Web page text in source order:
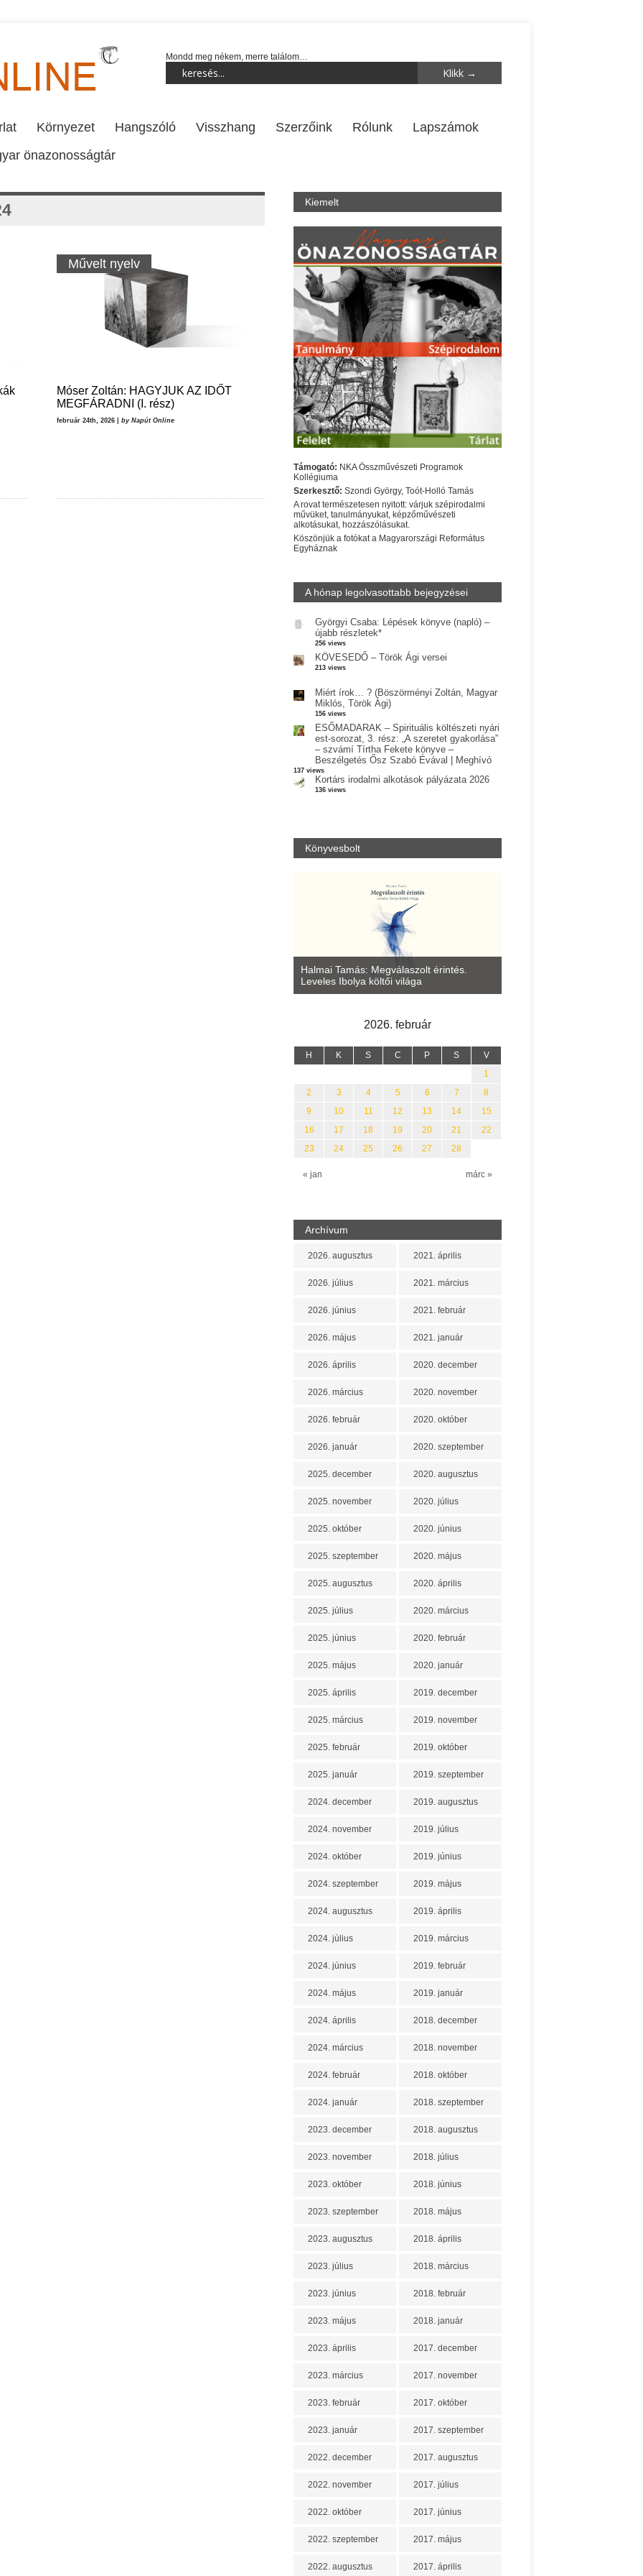
Mondd meg nékem, merre találom…
Környezet Hangszóló Visszhang Szerzőink Rólunk
Lapszámok
önazonosságtár
Művelt nyelv
Móser Zoltán: HAGYJUK AZ IDŐT
MEGFÁRADNI (I. rész)
február 24th, 2026 | by Napút Online
Kiemelt
Támogató: NKA Összművészeti Programok
Kollégiuma
Szerkesztő: Szondi György, Toót-Holló Tamás
A rovat természetesen nyitott: várjuk szépirodalmi
művüket, tanulmányukat, képzőművészeti
alkotásukat, hozzászólásukat.
Köszönjük a fotókat a Magyarországi Református
Egyháznak
A hónap legolvasottabb bejegyzései
Györgyi Csaba: Lépések könyve (napló) –
újabb részletek*
256 views
KÖVESEDŐ – Török Ági versei
213 views
Miért írok… ? (Böszörményi Zoltán, Magyar
Miklós, Török Ági)
156 views
ESŐMADARAK – Spirituális költészeti nyári
est-sorozat, 3. rész: „A szeretet gyakorlása”
– szvámí Tírtha Fekete könyve –
Beszélgetés Ősz Szabó Évával | Meghívó
137 views
Kortárs irodalmi alkotások pályázata 2026
136 views
Könyvesbolt
Halmai Tamás: Megválaszolt érintés.
Leveles Ibolya költői világa
2026. február
H K S C P S V
« jan márc »
1
2
3 4 5 6 7
8
9
10 11 12 13 14
15
16
17 18 19 20 21
22
23
24 25 26 27 28
Archívum
2026. augusztus
2026. július
2026. június
2026. május
2026. április
2026. március
2026. február
2026. január
2025. december
2025. november
2025. október
2025. szeptember
2025. augusztus
2025. július
2025. június
2025. május
2025. április
2025. március
2025. február
2025. január
2024. december
2024. november
2024. október
2024. szeptember
2024. augusztus
2024. július
2024. június
2024. május
2024. április
2024. március
2024. február
2024. január
2023. december
2023. november
2023. október
2023. szeptember
2023. augusztus
2023. július
2023. június
2023. május
2023. április
2023. március
2023. február
2023. január
2022. december
2022. november
2022. október
2022. szeptember
2022. augusztus
2021. április
2021. március
2021. február
2021. január
2020. december
2020. november
2020. október
2020. szeptember
2020. augusztus
2020. július
2020. június
2020. május
2020. április
2020. március
2020. február
2020. január
2019. december
2019. november
2019. október
2019. szeptember
2019. augusztus
2019. július
2019. június
2019. május
2019. április
2019. március
2019. február
2019. január
2018. december
2018. november
2018. október
2018. szeptember
2018. augusztus
2018. július
2018. június
2018. május
2018. április
2018. március
2018. február
2018. január
2017. december
2017. november
2017. október
2017. szeptember
2017. augusztus
2017. július
2017. június
2017. május
2017. április